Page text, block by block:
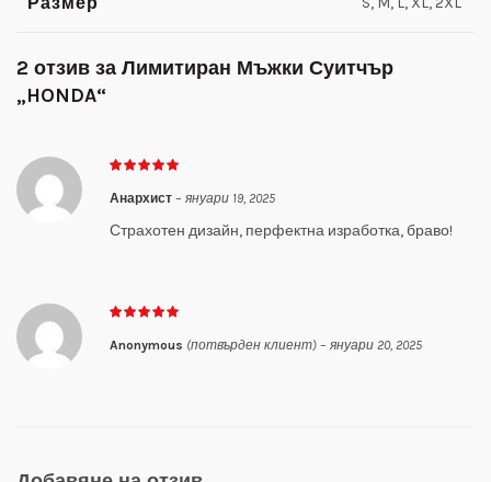
2 отзив за Лимитиран Мъжки Суитчър
„HONDA“
Анархист – януари 19, 2025
Страхотен дизайн, перфектна изработка, браво!
Anonymous (потвърден клиент) – януари 20, 2025